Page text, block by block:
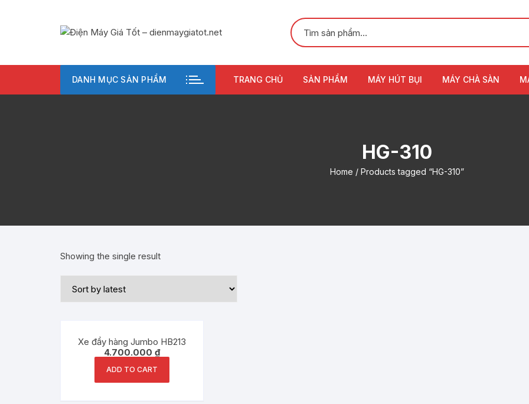
DANH MỤC SẢN PHẨM TRANG CHỦ SẢN PHẨM MÁY HÚT BỤI MÁY CHÀ SÀN
HG-310
Home / Products tagged “HG-310”
Showing the single result
Xe đẩy hàng Jumbo HB213
4.700.000 ₫
ADD TO CART